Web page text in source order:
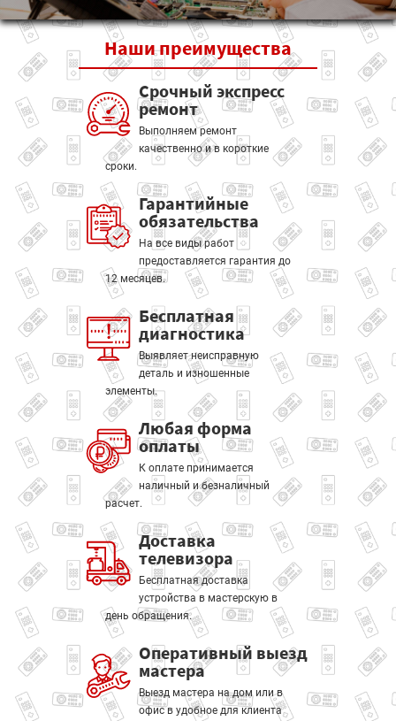
Нашипреимущества
Срочный экспресс
ремонт
Выполняем ремонт
качественно и в короткие
сроки.
Гарантийные
обязательства
На все виды работ
предоставляется гарантия до
12 месяцев.
Бесплатная
диагностика
Выявляет неисправную
деталь и изношенные
элементы.
Любая форма
оплаты
К оплате принимается
наличный и безналичный
расчет.
Доставка
телевизора
Бесплатная доставка
устройства в мастерскую в
день обращения.
Оперативный выезд
мастера
Выезд мастера на дом или в
офис в удобное для клиента